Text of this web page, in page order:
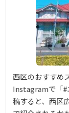
西区のおすすめ
Instagramで「#
稿すると、西区